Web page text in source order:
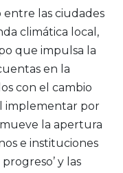
entre las ciudades
climática local,
que impulsa la
en la
con el cambio
implementar por
la apertura
e instituciones
y las